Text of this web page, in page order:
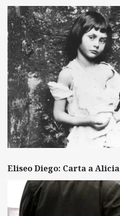
Eliseo Diego: Carta a Alicia